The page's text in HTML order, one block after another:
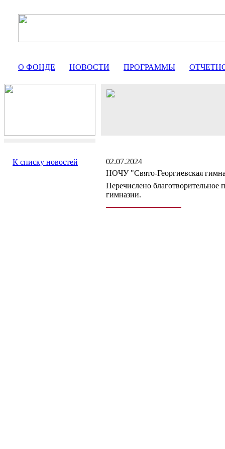
О ФОНДЕ НОВОСТИ ПРОГРАММЫ
К списку новостей
02.07.2024
НОЧУ "Свято-Георгиевская
Перечислено благотворительное
гимназии.